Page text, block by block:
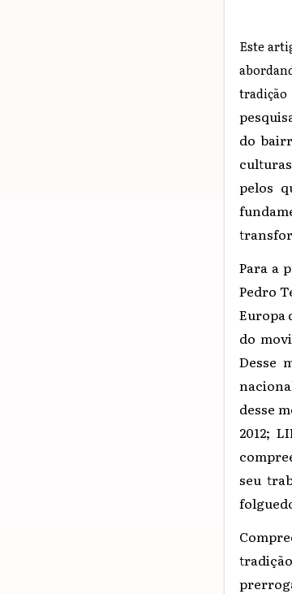
Este
do
pelos
Para a
Pedro
Europa
do
Desse
desse
2012;
seu